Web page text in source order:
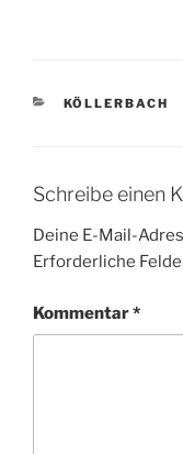
KATEGORIEN
KÖLLERBACH
Schreibe einen
Deine E-Mail-
Erforderliche
Kommentar*